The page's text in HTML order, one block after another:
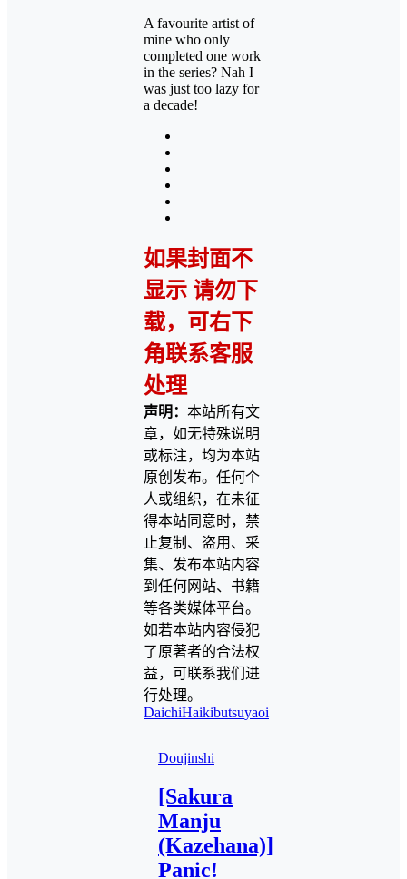
A favourite artist of
mine who only
completed one work
in the series? Nah I
was just too lazy for
a decade!
如果封面不
显示 请勿下
载，可右下
角联系客服
处理
声明： 本站所有文
章，如无特殊说明
或标注，均为本站
原创发布。任何个
人或组织，在未征
得本站同意时，禁
止复制、盗用、采
集、发布本站内容
到任何网站、书籍
等各类媒体平台。
如若本站内容侵犯
了原著者的合法权
益，可联系我们进
行处理。
DaichiHaikibutsuyaoi
Doujinshi
[Sakura
Manju
(Kazehana)]
Panic!